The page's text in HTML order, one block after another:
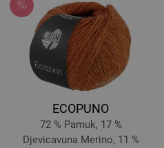
ECOPUNO
72 % Pamuk, 17 %
Djevicavuna Merino, 11 %